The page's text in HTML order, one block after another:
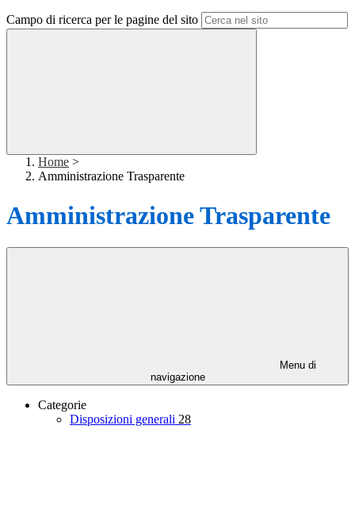
Campo di ricerca per le pagine del sito
Home >
Amministrazione Trasparente
Amministrazione Trasparente
Menu di
navigazione
Categorie
Disposizioni generali 28